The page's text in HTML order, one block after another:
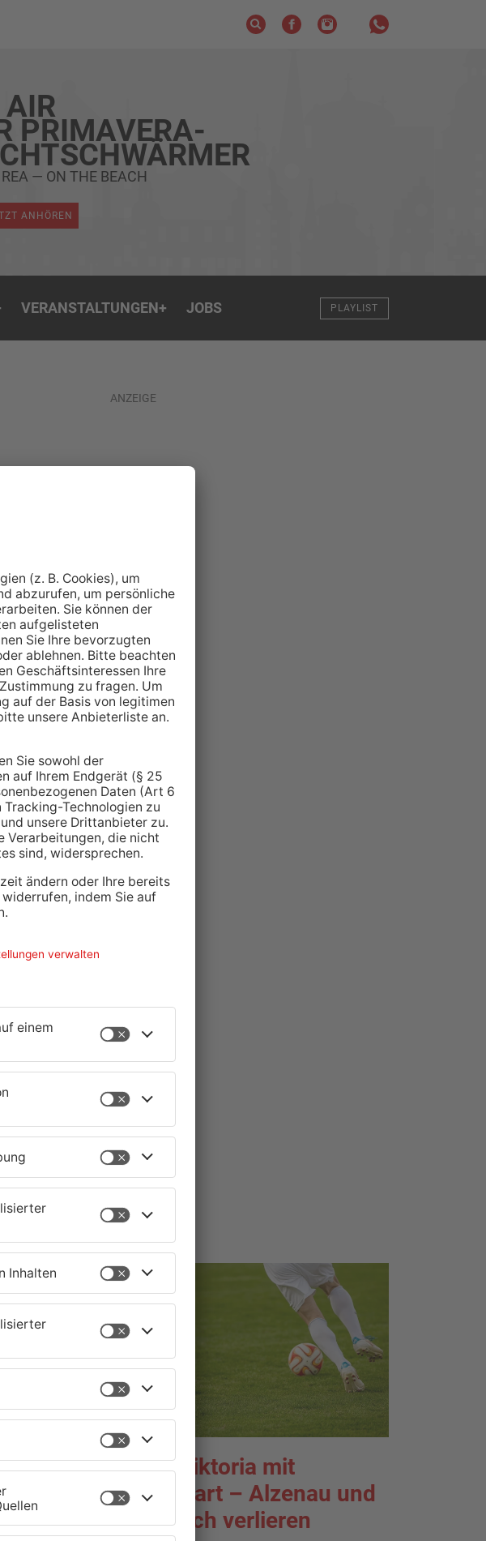
AIR
PRIMAVERA-
— ON THE BEACH
ANHÖREN
VERANSTALTUNGEN+ JOBS PLAYLIST
Saison.
nächste
ANZEIGE
den
TOPNEWS
Sport: Viktoria mit
Traumstart – Alzenau und
Offenbach verlieren